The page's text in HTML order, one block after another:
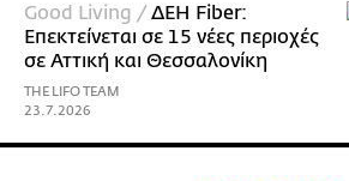
Good Living /ΔΕΗ Fiber:
Επεκτείνεται σε 15 νέες περιοχές
σε Αττική και Θεσσαλονίκη
THE LIFO TEAM
23.7.2026